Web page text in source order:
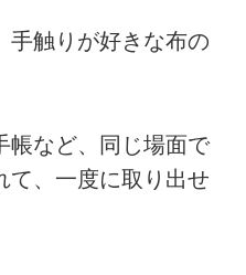
手触りが好きな布の
帳など、同じ場面で
て、一度に取り出せ